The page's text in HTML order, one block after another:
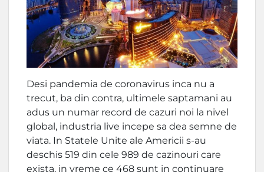
Desi pandemia de coronavirus inca nu a
trecut, ba din contra, ultimele saptamani au
adus un numar record de cazuri noi la nivel
global, industria live incepe sa dea semne de
viata. In Statele Unite ale Americii s-au
deschis 519 din cele 989 de cazinouri care
exista, in vreme ce 468 sunt in continuare